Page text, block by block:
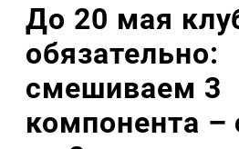
До 20 мая
обязательно:
смешиваем 3
компонента –